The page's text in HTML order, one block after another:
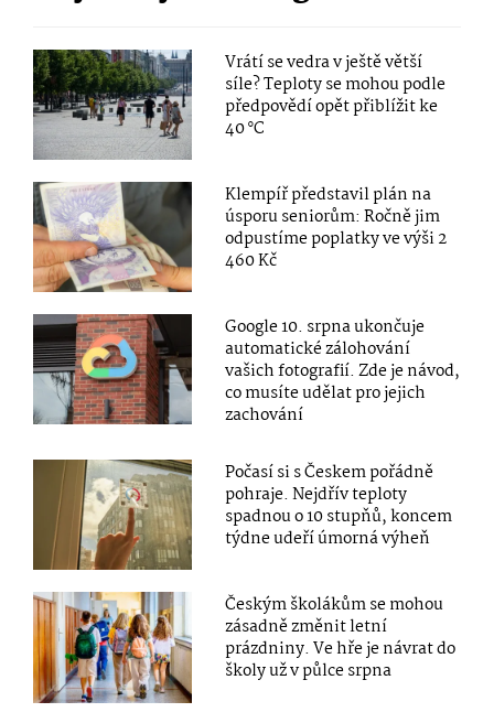
Vrátí se vedra v ještě větší
síle? Teploty se mohou podle
předpovědí opět přiblížit ke
40 °C
Klempíř představil plán na
úsporu seniorům: Ročně jim
odpustíme poplatky ve výši 2
460 Kč
Google 10. srpna ukončuje
automatické zálohování
vašich fotografií. Zde je návod,
co musíte udělat pro jejich
zachování
Počasí si s Českem pořádně
pohraje. Nejdřív teploty
spadnou o 10 stupňů, koncem
týdne udeří úmorná výheň
Českým školákům se mohou
zásadně změnit letní
prázdniny. Ve hře je návrat do
školy už v půlce srpna